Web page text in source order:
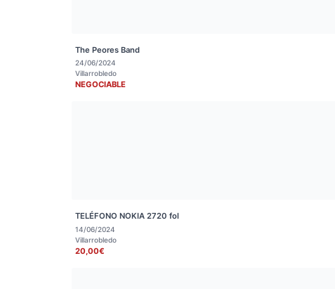
The Peores Band
24/06/2024
Villarrobledo
NEGOCIABLE
TELÉFONO NOKIA 2720 fol
14/06/2024
Villarrobledo
20,00€